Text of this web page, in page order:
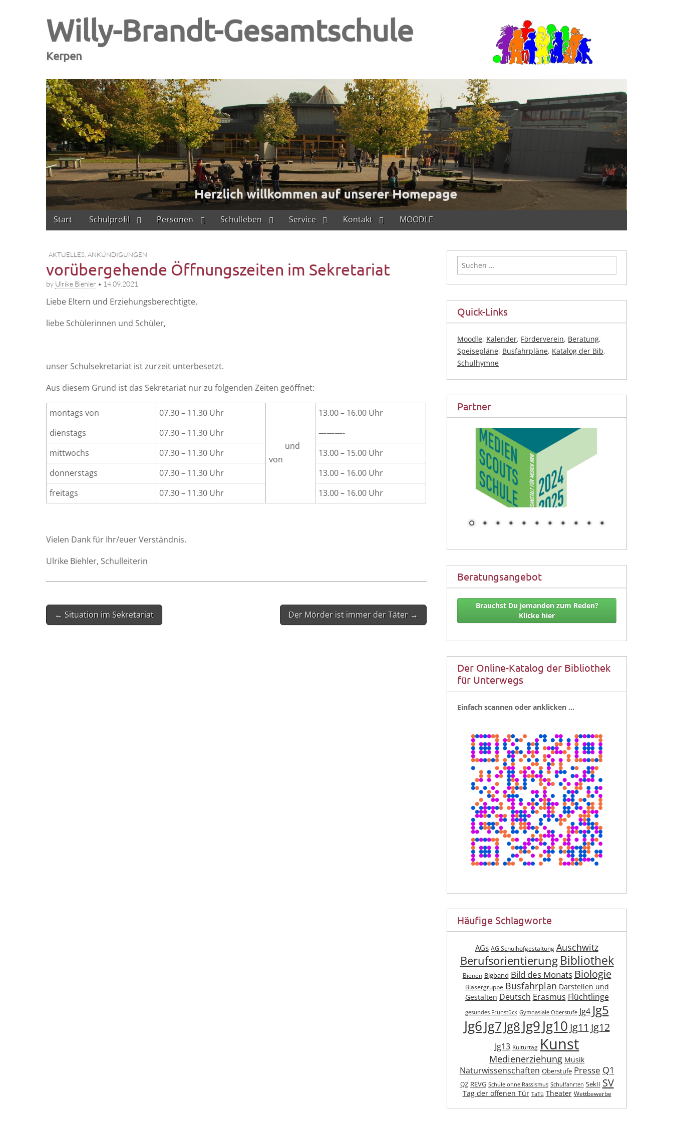
Willy-Brandt-Gesamtschule
Kerpen
Main
menu
Skip
to
Start Schulprofil Personen Schulleben Service Kontakt MOODLE
AKTUELLES ANKÜNDIGUNGEN
vorübergehende Öffnungszeiten im Sekretariat
by Ulrike Biehler • 14.09.2021
Lie­be Eltern und Erziehungsberechtigte,
lie­be Schü­le­rin­nen und Schüler,
unser Schul­se­kre­ta­ri­at ist zur­zeit unterbesetzt.
Aus die­sem Grund ist das Sekre­ta­ri­at nur zu fol­gen­den Zei­ten geöffnet:
mon­tags von 07.30 – 11.30 Uhr
und
von
13.00 – 16.00 Uhr
diens­tags
07.30 – 11.30 Uhr
———-
mitt­wochs
07.30 – 11.30 Uhr
13.00 – 15.00 Uhr
don­ners­tags
07.30 – 11.30 Uhr
13.00 – 16.00 Uhr
frei­tags
07.30 – 11.30 Uhr 13.00 – 16.00 Uhr
Vie­len Dank für Ihr/euer Verständnis.
Ulri­ke Bieh­ler, Schulleiterin
Post
navigation
← Situation im Sekretariat Der Mörder ist immer der Täter →
Suchen
nach:
Quick-Links
Moodle, Kalender, Förderverein, Beratung,
Speisepläne, Busfahrpläne, Katalog der Bib,
Schulhymne
Partner
Beratungsangebot
Brauchst Du jemanden zum Reden?
Klicke hier
Der Online-Katalog der Bibliothek
für Unterwegs
Ein­fach scan­nen oder anklicken …
Häufige Schlagworte
AGs AG Schulhofgestaltung Auschwitz
Berufsorientierung Bibliothek
Bienen Bigband Bild des Monats Biologie
Bläsergruppe Busfahrplan Darstellen und
Gestalten Deutsch Erasmus Flüchtlinge
gesundes Frühstück Gymnasiale Oberstufe Jg4 Jg5
Jg6 Jg7 Jg8 Jg9Jg10 Jg11 Jg12
Jg13 Kulturtag Kunst
Medienerziehung Musik
Naturwissenschaften Oberstufe Presse Q1
Q2 REVG Schule ohne Rassismus Schulfahrten SekII SV
Tag der offenen Tür TaTü Theater Wettbewerbe